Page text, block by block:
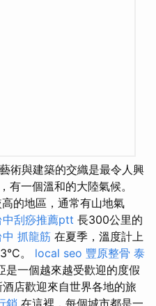
術與建築的交織是最令人興
有一個溫和的大陸氣候。
的地區，通常有山地氣
中刮痧推薦ptt 長300公里的
中 抓龍筋 在夏季，溫度計上
。 local seo 豐原整骨 泰
是一個越來越受歡迎的度假
店歡迎來自世界各地的旅
銷 在這裡，每個城市都是一